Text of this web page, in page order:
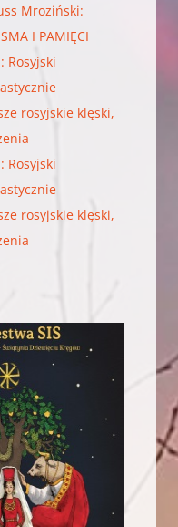
Mroziński:
I PAMIĘCI
Rosyjski
rosyjskie klęski,
Rosyjski
rosyjskie klęski,